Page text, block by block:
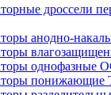
дроссели
анодно-
однофазные